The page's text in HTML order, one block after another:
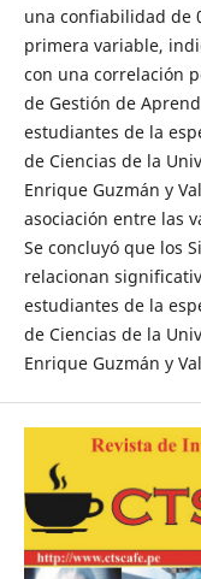
una confiabilidad de
primera variable,
con una correlación
de Gestión de
estudiantes de la
de Ciencias de la
Enrique Guzmán y
asociación entre las
Se concluyó que los
relacionan
estudiantes de la
de Ciencias de la
Enrique Guzmán y